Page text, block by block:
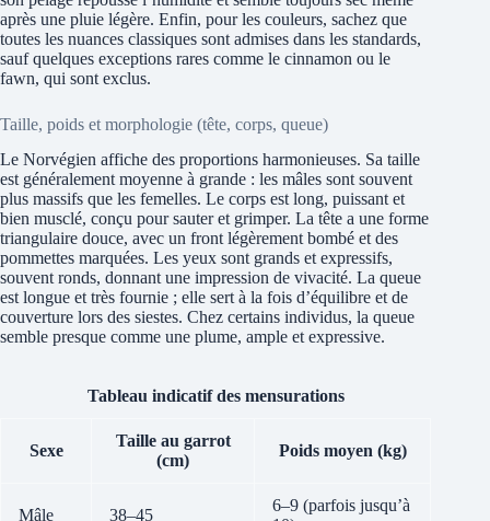
après une pluie légère. Enfin, pour les couleurs, sachez que
toutes les nuances classiques sont admises dans les standards,
sauf quelques exceptions rares comme le cinnamon ou le
fawn, qui sont exclus.
Taille, poids et morphologie (tête, corps, queue)
Le Norvégien affiche des proportions harmonieuses. Sa taille
est généralement moyenne à grande : les mâles sont souvent
plus massifs que les femelles. Le corps est long, puissant et
bien musclé, conçu pour sauter et grimper. La tête a une forme
triangulaire douce, avec un front légèrement bombé et des
pommettes marquées. Les yeux sont grands et expressifs,
souvent ronds, donnant une impression de vivacité. La queue
est longue et très fournie ; elle sert à la fois d’équilibre et de
couverture lors des siestes. Chez certains individus, la queue
semble presque comme une plume, ample et expressive.
Tableau indicatif des mensurations
Sexe
Taille au garrot
(cm)
Poids moyen (kg)
Mâle 38–45
6–9 (parfois jusqu’à